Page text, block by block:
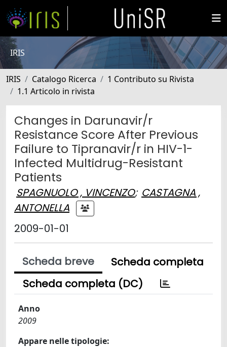
IRIS
IRIS Catalogo Ricerca
1 Contributo su Rivista
1.1 Articolo in rivista
Changes in Darunavir/r
Resistance Score After Previous
Failure to Tipranavir/r in HIV-1-
Infected Multidrug-Resistant
Patients
SPAGNUOLO , VINCENZO; CASTAGNA ,
ANTONELLA
2009-01-01
Scheda breve
Scheda completa
Scheda completa (DC)
Anno
2009
Appare nelle tipologie: